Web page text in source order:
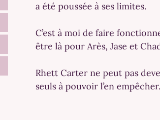
a été poussée à ses limites.
C’est à moi de faire
être là pour Arès, Jase et
Rhett Carter ne peut pas
seuls à pouvoir l’en empêcher.